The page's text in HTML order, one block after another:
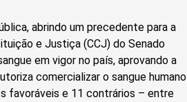
abrindo um precedente para a
e Justiça (CCJ) do Senado
em vigor no país, aprovando a
comercializar o sangue humano
favoráveis e 11 contrários – entre